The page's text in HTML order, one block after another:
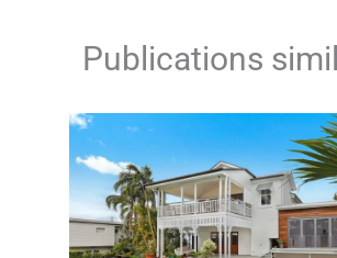
Publications